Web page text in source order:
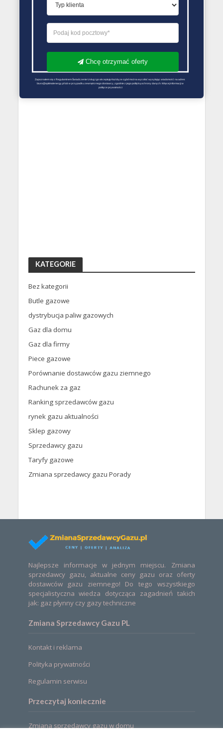
KATEGORIE
Bez kategorii
Butle gazowe
dystrybucja paliw gazowych
Gaz dla domu
Gaz dla firmy
Piece gazowe
Porównanie dostawców gazu ziemnego
Rachunek za gaz
Ranking sprzedawców gazu
rynek gazu aktualności
Sklep gazowy
Sprzedawcy gazu
Taryfy gazowe
Zmiana sprzedawcy gazu Porady
Najlepsze informacje w jednym miejscu. Zmiana
sprzedawcy gazu, aktualne ceny gazu oraz oferty
dostawców gazu ziemnego! Do tego wszystkiego
specjalistyczna wiedza dotycząca zagadnień takich
jak: gaz płynny czy gazy techniczne
Zmiana Sprzedawcy Gazu PL
Kontakt i reklama
Polityka prywatności
Regulamin serwisu
Przeczytaj koniecznie
Zmiana sprzedawcy gazu w domu
Chcę otrzymać oferty
Zapoznałem się z Regulaminem Świadczenie Usług i go akceptuję Każdą ze zgód można wycofać wysyłając wiadomość na adres
biuro@optimalenergy.pl lub w przypadku zewnętrznego dostawcy, zgodnie z jego polityką ochrony danych. Więcej informacji w
polityce prywatności